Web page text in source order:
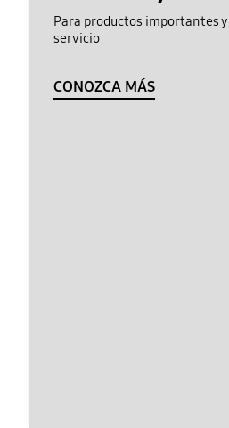
Para productos importantes
servicio
CONOZCA MÁS